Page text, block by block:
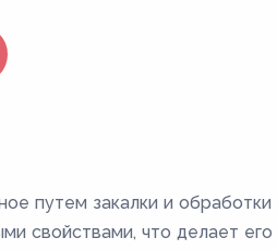
путем закалки и
свойствами, что делает